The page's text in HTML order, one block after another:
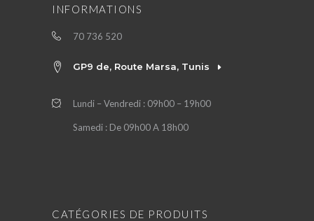
INFORMATIONS
70 736 520
GP9 de, Route Marsa, Tunis
Lundi – Vendredi : 09h00 – 19h00
Samedi : De 09h00 A 18h00
CATÉGORIES DE PRODUITS